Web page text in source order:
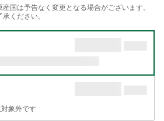
国は予告なく変更となる場合がございます。
ください。
象外です